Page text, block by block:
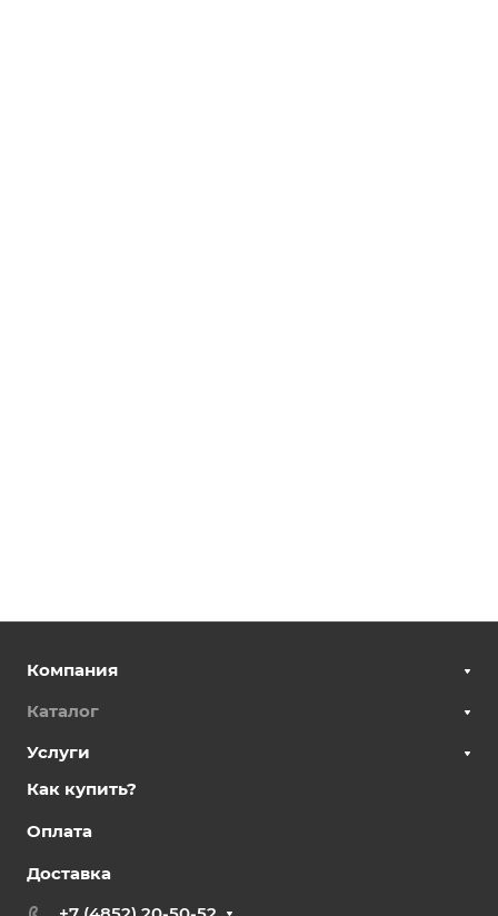
Компания
Каталог
Услуги
Как купить?
Оплата
Доставка